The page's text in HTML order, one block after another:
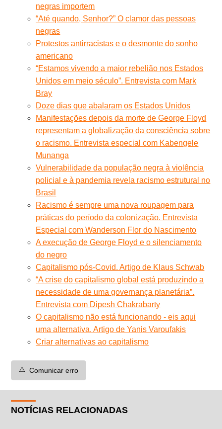
negras importem
“Até quando, Senhor?” O clamor das pessoas
negras
Protestos antirracistas e o desmonte do sonho
americano
“Estamos vivendo a maior rebelião nos Estados
Unidos em meio século”. Entrevista com Mark
Bray
Doze dias que abalaram os Estados Unidos
Manifestações depois da morte de George Floyd
representam a globalização da consciência sobre
o racismo. Entrevista especial com Kabengele
Munanga
Vulnerabilidade da população negra à violência
policial e à pandemia revela racismo estrutural no
Brasil
Racismo é sempre uma nova roupagem para
práticas do período da colonização. Entrevista
Especial com Wanderson Flor do Nascimento
A execução de George Floyd e o silenciamento
do negro
Capitalismo pós-Covid. Artigo de Klaus Schwab
“A crise do capitalismo global está produzindo a
necessidade de uma governança planetária”.
Entrevista com Dipesh Chakrabarty
O capitalismo não está funcionando - eis aqui
uma alternativa. Artigo de Yanis Varoufakis
Criar alternativas ao capitalismo
⚠️ Comunicar erro
NOTÍCIAS RELACIONADAS